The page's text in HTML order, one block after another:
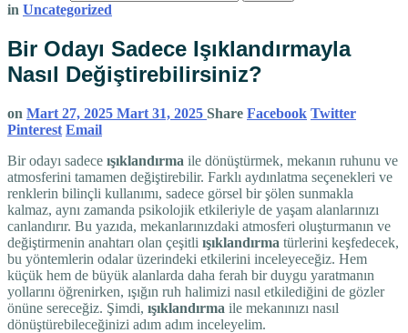
in Uncategorized
Bir Odayı Sadece Işıklandırmayla
Nasıl Değiştirebilirsiniz?
on Mart 27, 2025 Mart 31, 2025 Share Facebook Twitter
Pinterest Email
Bir odayı sadece ışıklandırma ile dönüştürmek, mekanın ruhunu ve
atmosferini tamamen değiştirebilir. Farklı aydınlatma seçenekleri ve
renklerin bilinçli kullanımı, sadece görsel bir şölen sunmakla
kalmaz, aynı zamanda psikolojik etkileriyle de yaşam alanlarınızı
canlandırır. Bu yazıda, mekanlarınızdaki atmosferi oluşturmanın ve
değiştirmenin anahtarı olan çeşitli ışıklandırma türlerini keşfedecek,
bu yöntemlerin odalar üzerindeki etkilerini inceleyeceğiz. Hem
küçük hem de büyük alanlarda daha ferah bir duygu yaratmanın
yollarını öğrenirken, ışığın ruh halimizi nasıl etkilediğini de gözler
önüne sereceğiz. Şimdi, ışıklandırma ile mekanınızı nasıl
dönüştürebileceğinizi adım adım inceleyelim.